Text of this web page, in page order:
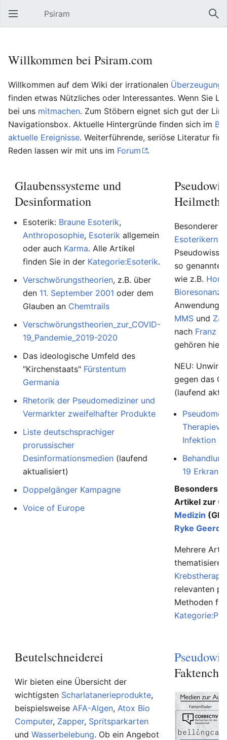
Hauptmenü öffnen Psiram
Willkommen bei Psiram.com
Willkommen auf dem Wiki der irrationalen
finden etwas Nützliches oder Interessantes. Wenn Sie
bei uns mitmachen. Zum Stöbern eignet sich gut der
Navigationsbox. Aktuelle Hintergründe finden sich im
aktuelle Ereignisse. Weiterführende, seriöse Literatur
Reden lassen wir mit uns im Forum .
Glaubenssysteme und
Desinformation
Esoterik: Braune Esoterik,
Anthroposophie, Esoterik allgemein
oder auch Karma. Alle Artikel
finden Sie in der Kategorie:Esoterik.
Verschwörungstheorien, z.B. über
den 11. September 2001 oder dem
Glauben an Chemtrails
Verschwörungstheorien_zur_COVID-
19_Pandemie_2019-2020
Das ideologische Umfeld des
"Kirchenstaats" Fürstentum
Germania
Rhetorik der Pseudomediziner und
Vermarkter zweifelhafter Produkte
Liste deutschsprachiger
prorussischer
Desinformationsmedien (laufend
aktualisiert)
Doppelgänger Kampagne
Voice of Europe
Besonderer
Esoterikern
so genannte
wie z.B.
Bioresonanz
MMS und
nach Franz
gehören
NEU:
gegen das
(laufend
Infektion
19
Besonders
Artikel zur
Medizin
Ryke Geerd
Mehrere
relevanten
Methoden
Beutelschneiderei
Wir bieten eine Übersicht der
wichtigsten Scharlatanerieprodukte,
beispielsweiseAFA-Algen,Atox Bio
Computer, Zapper, Spritsparkarten
undWasserbelebung. Ob ein Angebot